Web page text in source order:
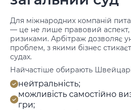
Для міжнародних компаній
— це не лише правовий аспект,
ризиками. Арбітраж дозволяє
проблем, з якими бізнес
судах.
Найчастіше обирають
нейтральність;
можливість самостійно
гри;